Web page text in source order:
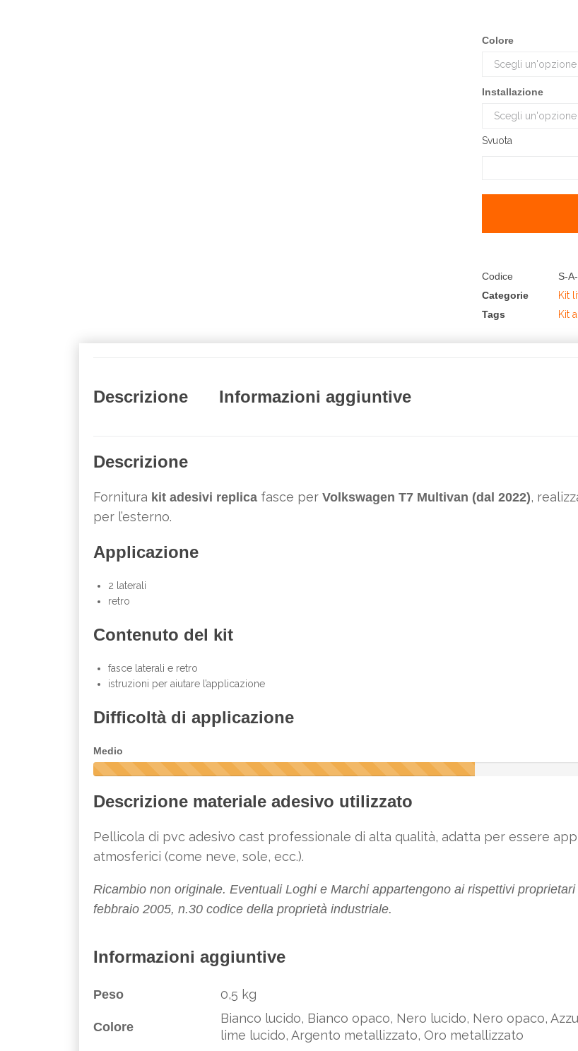
Colore
Installazione
Svuota
Codice
S-
Categorie
Kit
Tags
Kit
Descrizione Informazioni aggiuntive
Descrizione
Fornitura kit adesivi replica fasce per Volkswagen T7 Multivan (dal 2022),
per l’esterno.
Applicazione
2 laterali
retro
Contenuto del kit
fasce laterali e retro
istruzioni per aiutare l’applicazione
Difficoltà di applicazione
Medio
%
m
p
t
e
Descrizione materiale adesivo utilizzato
Pellicola di pvc adesivo cast professionale di alta qualità, adatta per essere
atmosferici (come neve, sole, ecc.).
Ricambio non originale. Eventuali Loghi e Marchi appartengono ai rispettivi
febbraio 2005, n.30 codice della proprietà industriale.
Informazioni aggiuntive
Peso 0,5 kg
Colore
Bianco lucido, Bianco opaco, Nero lucido, Nero opaco,
lime lucido, Argento metallizzato, Oro metallizzato